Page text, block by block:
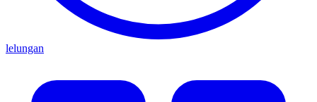
lelungan